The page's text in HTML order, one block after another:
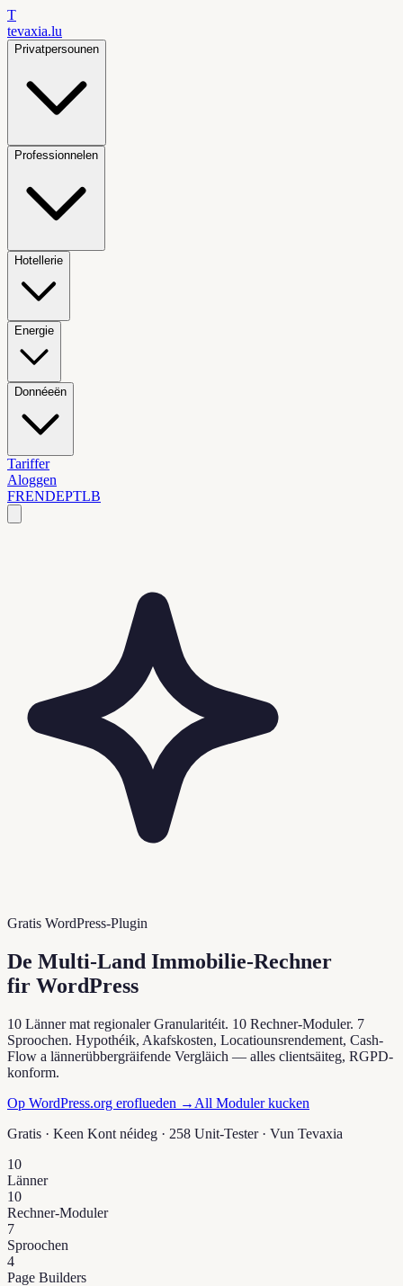
T
tevaxia.lu
Privatpersounen
Professionnelen
Hotellerie
Energie
Donnéeën
Tariffer
Aloggen
FRENDEPTLB
Gratis WordPress-Plugin
De Multi-Land Immobilie-Rechner
fir WordPress
10 Länner mat regionaler Granularitéit. 10 Rechner-Moduler. 7
Sproochen. Hypothéik, Akafskosten, Locatiounsrendement, Cash-
Flow a lännerübbergräifende Vergläich — alles clientsäiteg, RGPD-
konform.
Op WordPress.org eroflueden → All Moduler kucken
Gratis · Keen Kont néideg · 258 Unit-Tester · Vun Tevaxia
10
Länner
10
Rechner-Moduler
7
Sproochen
4
Page Builders